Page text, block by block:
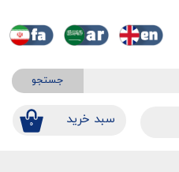
جستجو
۰ ​​سبد خرید